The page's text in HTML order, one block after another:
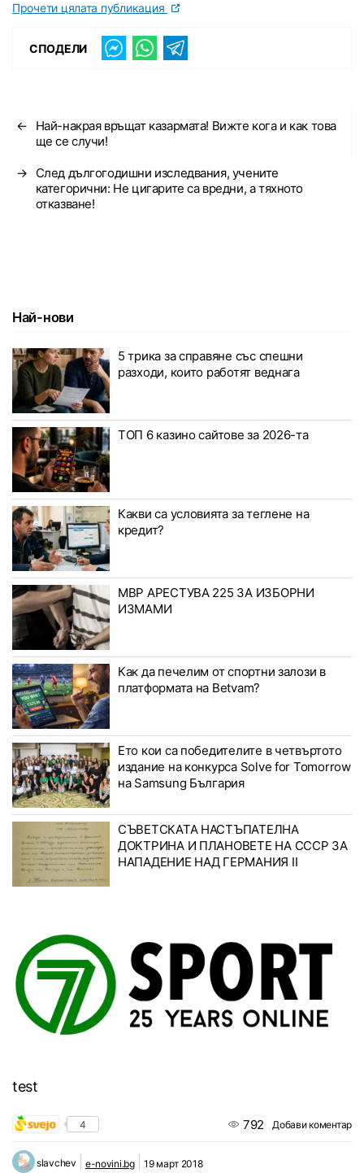
Прочети цялата публикация
СПОДЕЛИ
←
Най-накрая връщат казармата! Вижте кога и как това
ще се случи!
→
След дългогодишни изследвания, учените
категорични: Не цигарите са вредни, а тяхното
отказване!
Най-нови
5 трика за справяне със спешни
разходи, които работят веднага
ТОП 6 казино сайтове за 2026-та
Какви са условията за теглене на
кредит?
МВР АРЕСТУВА 225 ЗА ИЗБОРНИ
ИЗМАМИ
Как да печелим от спортни залози в
платформата на Betvam?
Ето кои са победителите в четвъртото
издание на конкурса Solve for Tomorrow
на Samsung България
СЪВЕТСКАТА НАСТЪПАТЕЛНА
ДОКТРИНА И ПЛАНОВЕТЕ НА СССР ЗА
НАПАДЕНИЕ НАД ГЕРМАНИЯ II
test
4 792 Добави коментар
slavchev e-novini.bg 19 март 2018